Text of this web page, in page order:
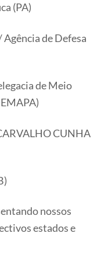
(PA)
de Defesa
de Meio
CUNHA
nossos
estados e